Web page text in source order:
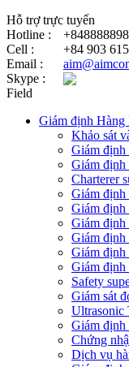
Hỗ trợ trực tuyến
Hotline :
Cell :
+84 903
Email :
Skype :
Field
Giám định Hàng
Khảo sát
Giám
Giám định
Charterer
Giám định
​Giám định
Giám định
Giám định
Giám định
Giám định
Safety
Giám sát
Ultrasonic
Giám định
Chứng
Dịch vụ